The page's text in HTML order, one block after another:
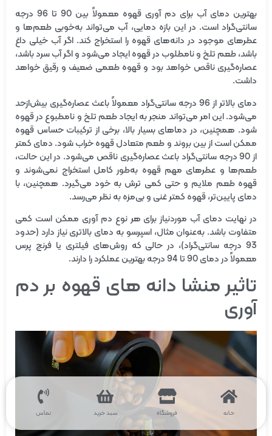
بهترین دمای آب برای دم آوری قهوه معمولاً بین 90 تا 96 درجه
سانتی‌گراد است. در این بازه دمایی، آب می‌تواند به‌خوبی طعم‌ها و
عطرهای موجود در دانه‌های قهوه را استخراج کند. اگر آب خیلی داغ
باشد، طعم تلخ و نامطلوب در قهوه ایجاد می‌شود و اگر آب سرد باشد،
عصاره‌گیری ناقص خواهد بود و قهوه طعمی ضعیف و رقیق خواهد
داشت.
دمای بالاتر از 96 درجه سانتی‌گراد معمولاً باعث عصاره‌گیری بیش‌ازحد
می‌شود. این امر می‌تواند منجر به ایجاد طعم تلخ و نامطبوع در قهوه
شود. همچنین، در دماهای بسیار بالا، برخی از ترکیبات حساس قهوه
ممکن است از بین بروند و طعم متعادل قهوه خراب شود. دمای کمتر
از 90 درجه سانتی‌گراد باعث عصاره‌گیری ناقص می‌شود. در این حالت،
طعم‌ها و عطرهای مهم قهوه به‌طور کامل استخراج نمی‌شوند و
قهوه طعم ملایم و حتی کمی ترش به خود می‌گیرد. همچنین، با
دمای پایین‌تر، قهوه کمتر غنی و بی‌مزه به نظر می‌رسد.
در نهایت دمای آب موردنیاز برای هر نوع دم آوری ممکن است کمی
متفاوت باشد. به‌عنوان مثال، اسپرسو به دمای بالاتری نیاز دارد (حدود
93 درجه سانتی‌گراد)، در حالی که روش‌های فیلتری یا فرنچ پرس
معمولاً در دمای 90 تا 94 درجه بهترین عملکرد را دارند.
تاثیر منشا دانه های قهوه بر دم
آوری
خانه فروشگاه سبد خرید تماس